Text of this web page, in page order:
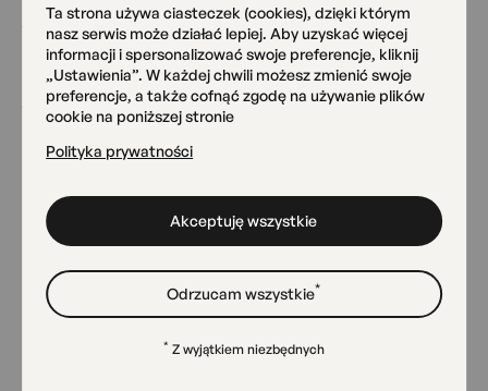
Ta strona używa ciasteczek (cookies), dzięki którym
nasz serwis może działać lepiej. Aby uzyskać więcej
informacji i spersonalizować swoje preferencje, kliknij
„Ustawienia”. W każdej chwili możesz zmienić swoje
preferencje, a także cofnąć zgodę na używanie plików
cookie na poniższej stronie
Polityka prywatności
Akceptuję wszystkie
Odrzucam wszystkie*
* Z wyjątkiem niezbędnych
Karta uczestnictwa 2025/26
121.65 kB pdf
Nasze miejsca